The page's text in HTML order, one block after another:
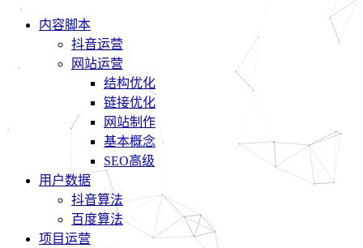
内容脚本
抖音运营
网站运营
结构优化
链接优化
网站制作
基本概念
SEO高级
用户数据
抖音算法
百度算法
项目运营